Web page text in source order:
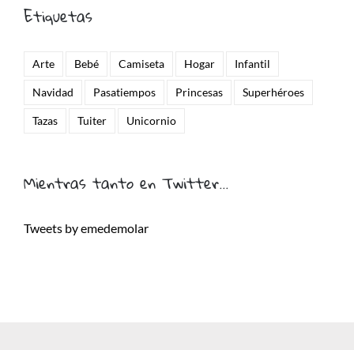
Etiquetas
Arte Bebé Camiseta Hogar Infantil
Navidad Pasatiempos Princesas Superhéroes
Tazas Tuiter Unicornio
Mientras tanto en Twitter…
Tweets by emedemolar